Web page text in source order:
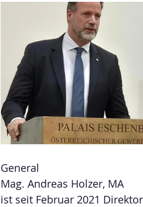
General
Mag. Andreas Holzer, MA
ist seit Februar 2021